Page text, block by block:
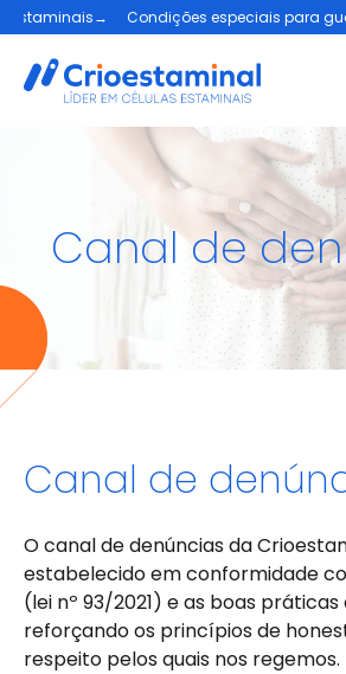
→ Condições especiais para
Células estaminais
Casos de Sucesso
Crioestaminal
Planos e Preços
Blogue
Contactos
Selecionar uma região
Canal de
Canal de
O canal de denúncias da
estabelecido em conformidade
(lei nº 93/2021) e as boas
reforçando os princípios de
respeito pelos quais nos regemos.